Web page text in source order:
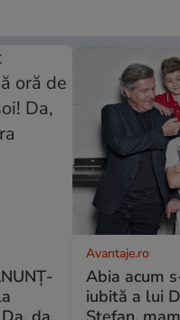
Avantaje.ro
Abia acum
iubită a lui